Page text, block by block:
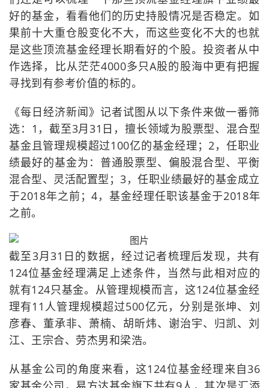
好的基金，看看他们的历史持股情况是否稳定。如
果前十大重仓股变化不大，而这些变化不大的也就
是这些顶流基金经理长期看好的个股。投资者从中
作选择，比从茫茫4000多只A股的股海中更有把握
寻找到有参考价值的标的。
《每日经济新闻》记者试图从以下条件来做一番筛
选：1，截至3月31日，擅长领域为股票型、混合型
基金且管理规模超过100亿的基金经理；2，任职业
绩最好的基金为：普通股票型、偏股混合型、平衡
混合型、灵活配置型；3，任职业绩最好的基金成立
于2018年之前；4，基金经理任职该基金于2018年
之前。
截至3月31日的数据，经过记者梳理后发现，共有
124位基金经理满足上述条件，当然与此相对应的
就有124只基金。从管理规模而言，这124位基金经
理有11人管理规模超过500亿元，分别是张坤、刘
彦春、董承非、萧楠、胡昕炜、谢治宇、归凯、刘
江、王宗合、劳杰男和梁浩。
从基金公司的角度来看，这124位基金经理来自36